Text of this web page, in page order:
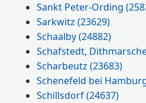
Sankt Peter-Ording
Sarkwitz(23629)
Schaalby(24882)
Schafstedt,
Scharbeutz(23683)
Schenefeld bei
Schillsdorf(24637)